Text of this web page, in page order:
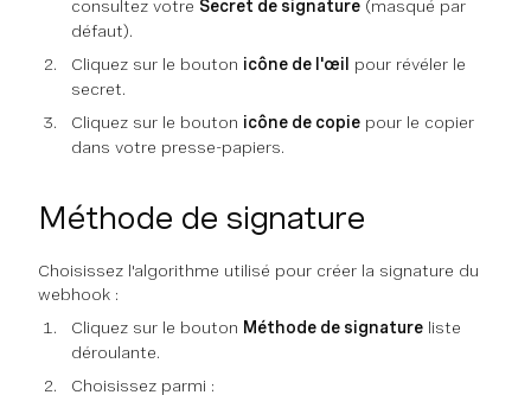
consultez votre Secret de signature (masqué par
défaut).
Cliquez sur le bouton icône de l'œil pour révéler le
secret.
Cliquez sur le bouton icône de copie pour le copier
dans votre presse-papiers.
Méthode de signature
Choisissez l'algorithme utilisé pour créer la signature du
webhook :
Cliquez sur le bouton Méthode de signature liste
déroulante.
Choisissez parmi :